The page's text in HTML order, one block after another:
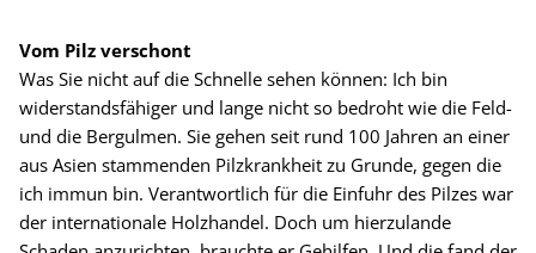
Vom Pilz verschont
Was Sie nicht auf die Schnelle sehen können: Ich bin
widerstandsfähiger und lange nicht so bedroht wie die Feld-
und die Bergulmen. Sie gehen seit rund 100 Jahren an einer
aus Asien stammenden Pilzkrankheit zu Grunde, gegen die
ich immun bin. Verantwortlich für die Einfuhr des Pilzes war
der internationale Holzhandel. Doch um hierzulande